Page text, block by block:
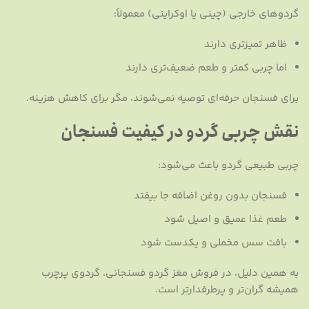
گردوهای خارجی (چینی یا اوکراینی) معمولاً:
ظاهر تمیزتری دارند
اما چربی کمتر و طعم ضعیف‌تری دارند
برای فسنجان حرفه‌ای توصیه نمی‌شوند، مگر برای کاهش هزینه.
نقش چربی گردو در کیفیت فسنجان
چربی طبیعی گردو باعث می‌شود:
فسنجان بدون روغن اضافه جا بیفتد
طعم غذا عمیق و اصیل شود
بافت سس مخملی و یکدست شود
به همین دلیل، در فروش مغز گردو فسنجانی، گردوی پرچرب
همیشه گران‌تر و پرطرفدارتر است.